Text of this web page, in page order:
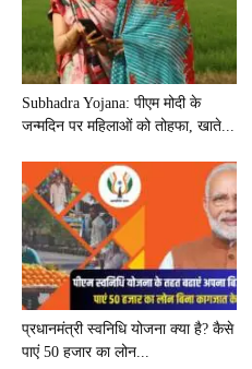
Subhadra Yojana: पीएम मोदी के
जन्मदिन पर महिलाओं को तोहफा, खाते...
प्रधानमंत्री स्वनिधि योजना क्या है? कैसे
पाएं 50 हजार का लोन...